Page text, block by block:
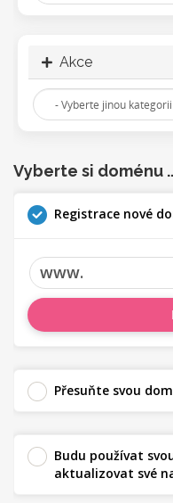
Akce
Vyberte si doménu
Registrace nové
www.
Přesuňte svou
Budu používat
aktualizovat své